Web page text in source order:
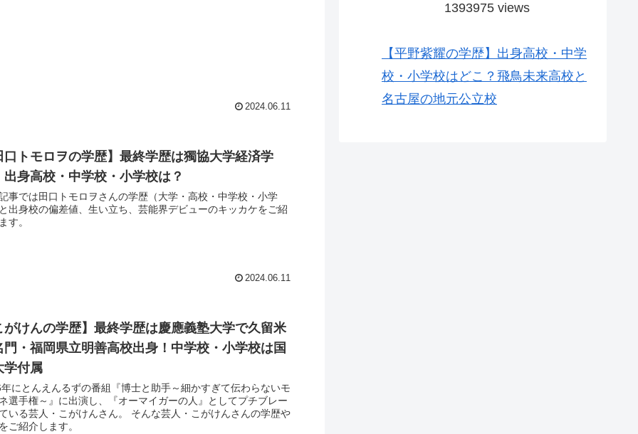
2024.06.11
口トモロヲの学歴】最終学歴は獨協大学経済学
出身高校・中学校・小学校は？
事では田口トモロヲさんの学歴（大学・高校・中学校・小学
出身校の偏差値、生い立ち、芸能界デビューのキッカケをご紹
す。
2024.06.11
がけんの学歴】最終学歴は慶應義塾大学で久留米
門・福岡県立明善高校出身！中学校・小学校は国
学付属
にとんえんるずの番組『博士と助手～細かすぎて伝わらないモ
選手権～』に出演し、『オーマイガーの人』としてプチブレー
いる芸人・こがけんさん。 そんな芸人・こがけんさんの学歴や
ご紹介します。
1393975 views
【平野紫耀の学歴】出身高校・中学
校・小学校はどこ？飛鳥未来高校と
名古屋の地元公立校